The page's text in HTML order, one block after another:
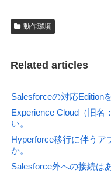
動作環境
Related articles
Salesforceの対応Edition
Experience Cloud（旧名
い。
Hyperforce移行に伴うア
か。
Salesforce外への接続は